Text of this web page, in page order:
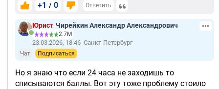
+1 / 0 Ответить
Юрист Чирейкин Александр Александрович
2.7М
23.03.2026, 18:46 Санкт-Петербург
Чат Подписаться
Но я знаю что если 24 часа не заходишь то
списываются баллы. Вот эту тоже проблему стоило